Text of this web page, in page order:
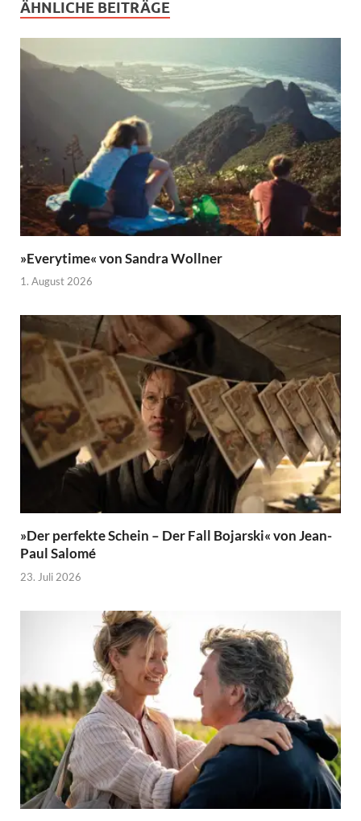
ÄHNLICHE BEITRÄGE
»Everytime« von Sandra Wollner
1. August 2026
»Der perfekte Schein – Der Fall Bojarski« von Jean-
Paul Salomé
23. Juli 2026